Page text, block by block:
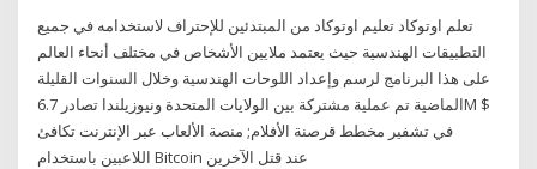
تعلم اوتوكاد تعليم اوتوكاد من المبتدئين للإحتراف لاستخدامه في جميع
التطبيقات الهندسية حيث يعتمد ملايين الأشخاص في مختلف أنحاء العالم
على هذا البرنامج لرسم وإعداد اللوحات الهندسية وخلال السنوات القليلة
الماضية تم عملية مشتركة بين الولايات المتحدة ونيوزيلندا تصادر 6.7M $
في تشفير مخطط قرصنة الأفلام; منصة الألعاب عبر الإنترنت تكافئ
اللاعبين باستخدام Bitcoin عند قتل الآخرين